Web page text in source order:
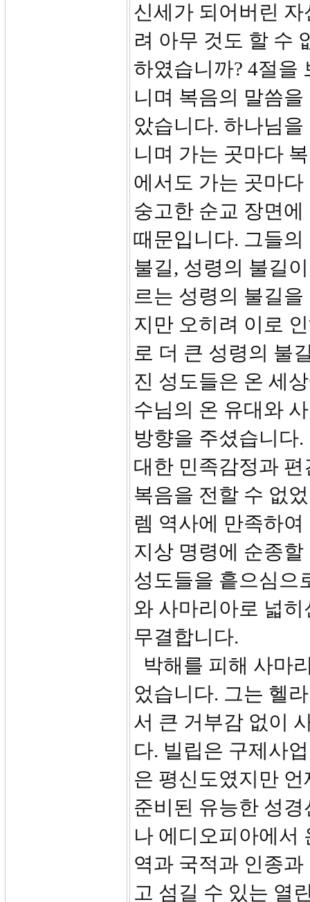
신세가 되어버린
려 아무 것도 할 수
하였습니까? 4절을
니며 복음의 말씀
았습니다. 하나님
니며 가는 곳마다
에서도 가는 곳마
숭고한 순교 장면
때문입니다. 그들
불길, 성령의 불길
르는 성령의 불길
지만 오히려 이로
로 더 큰 성령의 불
진 성도들은 온 세
수님의 온 유대와
방향을 주셨습니다
대한 민족감정과
복음을 전할 수 없
렘 역사에 만족하
지상 명령에 순종
성도들을 흩으심으
와 사마리아로 넓
무결합니다.
박해를 피해 사마
었습니다. 그는 헬
서 큰 거부감 없이
다. 빌립은 구제사
은 평신도였지만
준비된 유능한 성
나 에디오피아에서
역과 국적과 인종
고 섬길 수 있는 열